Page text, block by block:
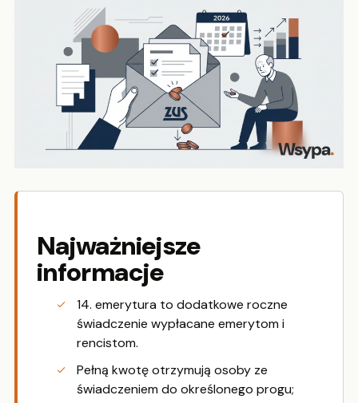
Najważniejsze
informacje
14. emerytura to dodatkowe roczne
świadczenie wypłacane emerytom i
rencistom.
Pełną kwotę otrzymują osoby ze
świadczeniem do określonego progu;